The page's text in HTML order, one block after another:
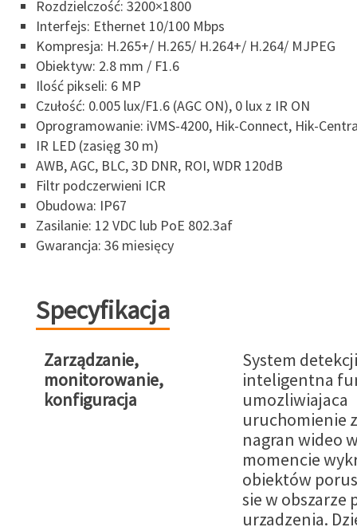
Rozdzielczość: 3200×1800
Interfejs: Ethernet 10/100 Mbps
Kompresja: H.265+/ H.265/ H.264+/ H.264/ MJPEG
Obiektyw: 2.8 mm / F1.6
Ilość pikseli: 6 MP
Czułość: 0.005 lux/F1.6 (AGC ON), 0 lux z IR ON
Oprogramowanie: iVMS-4200, Hik-Connect, Hik-
IR LED (zasięg 30 m)
AWB, AGC, BLC, 3D DNR, ROI, WDR 120dB
Filtr podczerwieni ICR
Obudowa: IP67
Zasilanie: 12 VDC lub PoE 802.3af
Gwarancja: 36 miesięcy
Specyfikacja
Zarządzanie,
monitorowanie,
konfiguracja
System
inteligentna
umozliwiajaca
uruchomienie
nagran wideo
momencie
obiektów
sie w obszarze
urzadzenia.